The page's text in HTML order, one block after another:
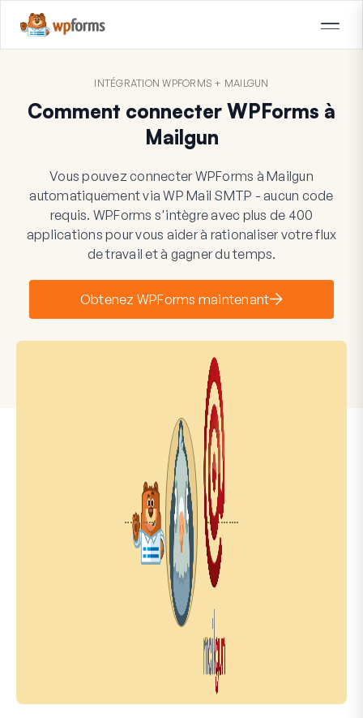
INTÉGRATION WPFORMS + MAILGUN
Comment connecter WPForms à
Mailgun
Vous pouvez connecter WPForms à Mailgun
automatiquement via WP Mail SMTP - aucun code
requis. WPForms s'intègre avec plus de 400
applications pour vous aider à rationaliser votre flux
de travail et à gagner du temps.
Obtenez WPForms maintenant